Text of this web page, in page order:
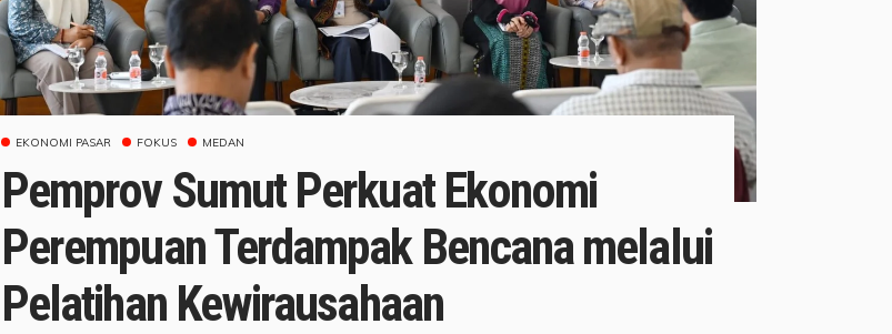
EKONOMI PASAR FOKUS MEDAN
Pemprov Sumut Perkuat Ekonomi
Perempuan Terdampak Bencana melalui
Pelatihan Kewirausahaan